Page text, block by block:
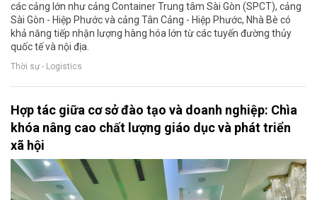
các cảng lớn như cảng Container Trung tâm Sài Gòn (SPCT), cảng
Sài Gòn - Hiệp Phước và cảng Tân Cảng - Hiệp Phước, Nhà Bè có
khả năng tiếp nhận lượng hàng hóa lớn từ các tuyến đường thủy
quốc tế và nội địa.
Thời sự - Logistics
Hợp tác giữa cơ sở đào tạo và doanh nghiệp: Chìa
khóa nâng cao chất lượng giáo dục và phát triển
xã hội